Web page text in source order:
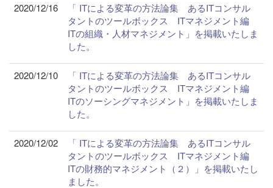
2020/12/16
「 ITによる変革の方法論集 あるITコンサル
タントのツールボックス ITマネジメント編
ITの組織・人材マネジメント」を掲載いたしま
した。
2020/12/10
「 ITによる変革の方法論集 あるITコンサル
タントのツールボックス ITマネジメント編
ITのソーシングマネジメント」を掲載いたしま
した。
2020/12/02
「 ITによる変革の方法論集 あるITコンサル
タントのツールボックス ITマネジメント編
ITの財務的マネジメント（２）」を掲載いたし
ました。